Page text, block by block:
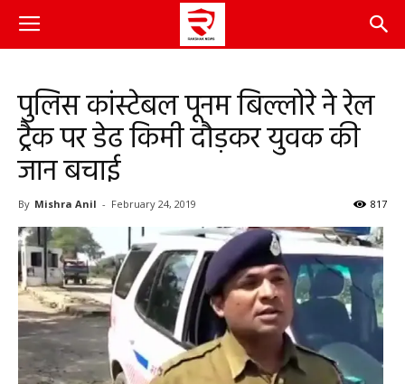
पुलिस कांस्टेबल पूनम बिल्लोरे ने रेल
ट्रैक पर डेढ किमी दौड़कर युवक की
जान बचाई
By Mishra Anil - February 24, 2019 817